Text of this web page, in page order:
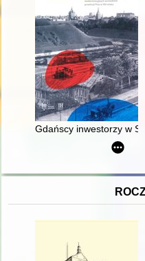
Gdańscy inwestorzy w